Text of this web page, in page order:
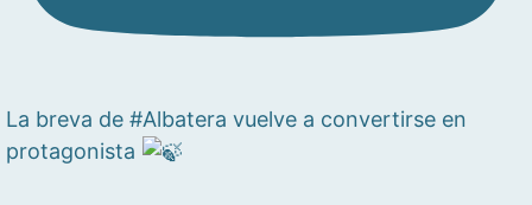
La breva de #Albatera vuelve a convertirse en
protagonista